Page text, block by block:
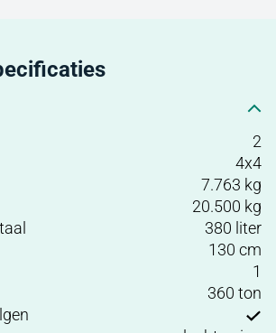
2
4x4
7.763 kg
20.500 kg
380 liter
130 cm
1
360 ton